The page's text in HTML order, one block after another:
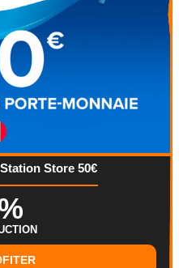
Store 50€